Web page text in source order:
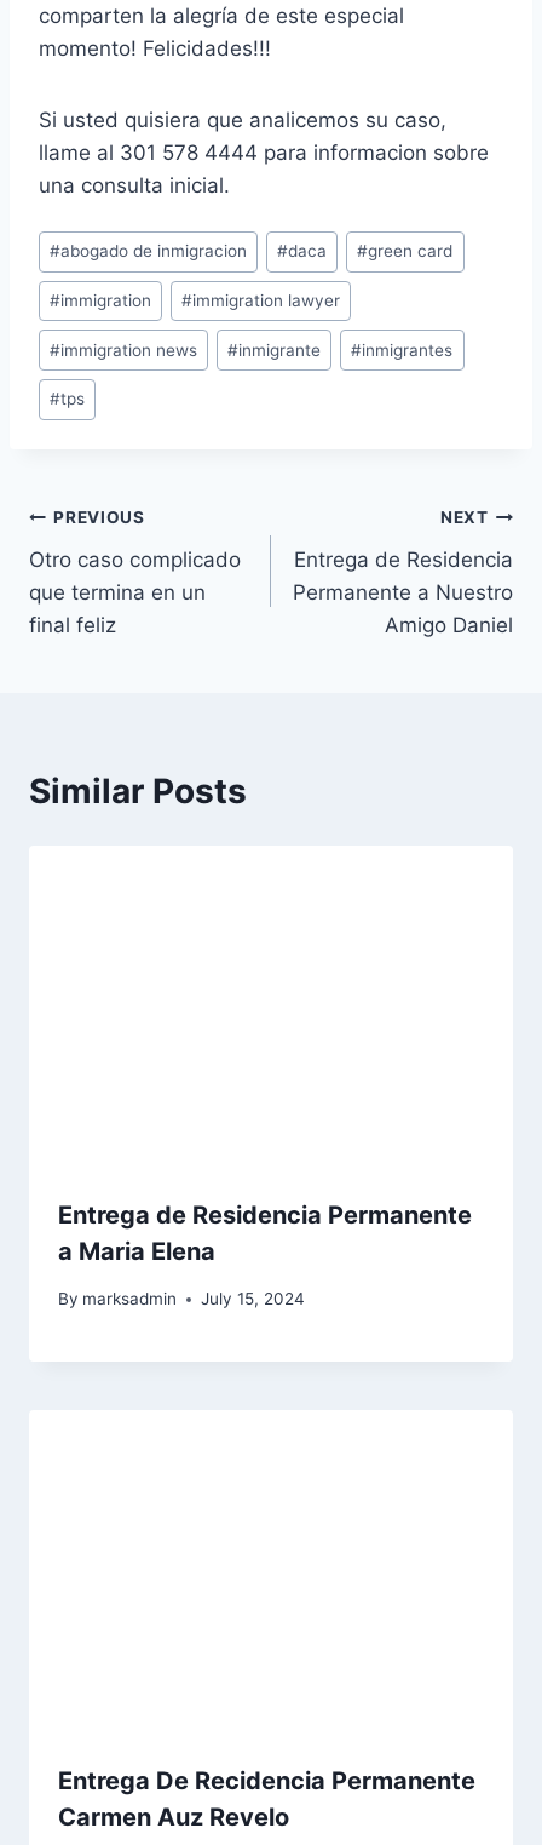
comparten la alegría de este especial
momento! Felicidades!!!
Si usted quisiera que analicemos su caso,
llame al 301 578 4444 para informacion sobre
una consulta inicial.
#abogado de inmigracion #daca #green card
#immigration #immigration lawyer
#immigration news #inmigrante #inmigrantes
#tps
PREVIOUS
Otro caso complicado
que termina en un
final feliz
NEXT
Entrega de Residencia
Permanente a Nuestro
Amigo Daniel
Similar Posts
Entrega de Residencia Permanente
a Maria Elena
By marksadmin July 15, 2024
Entrega De Recidencia Permanente
Carmen Auz Revelo